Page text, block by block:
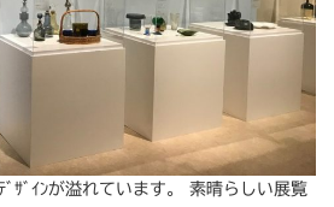
ｻﾞｲﾝが溢れています。 素晴らしい展覧